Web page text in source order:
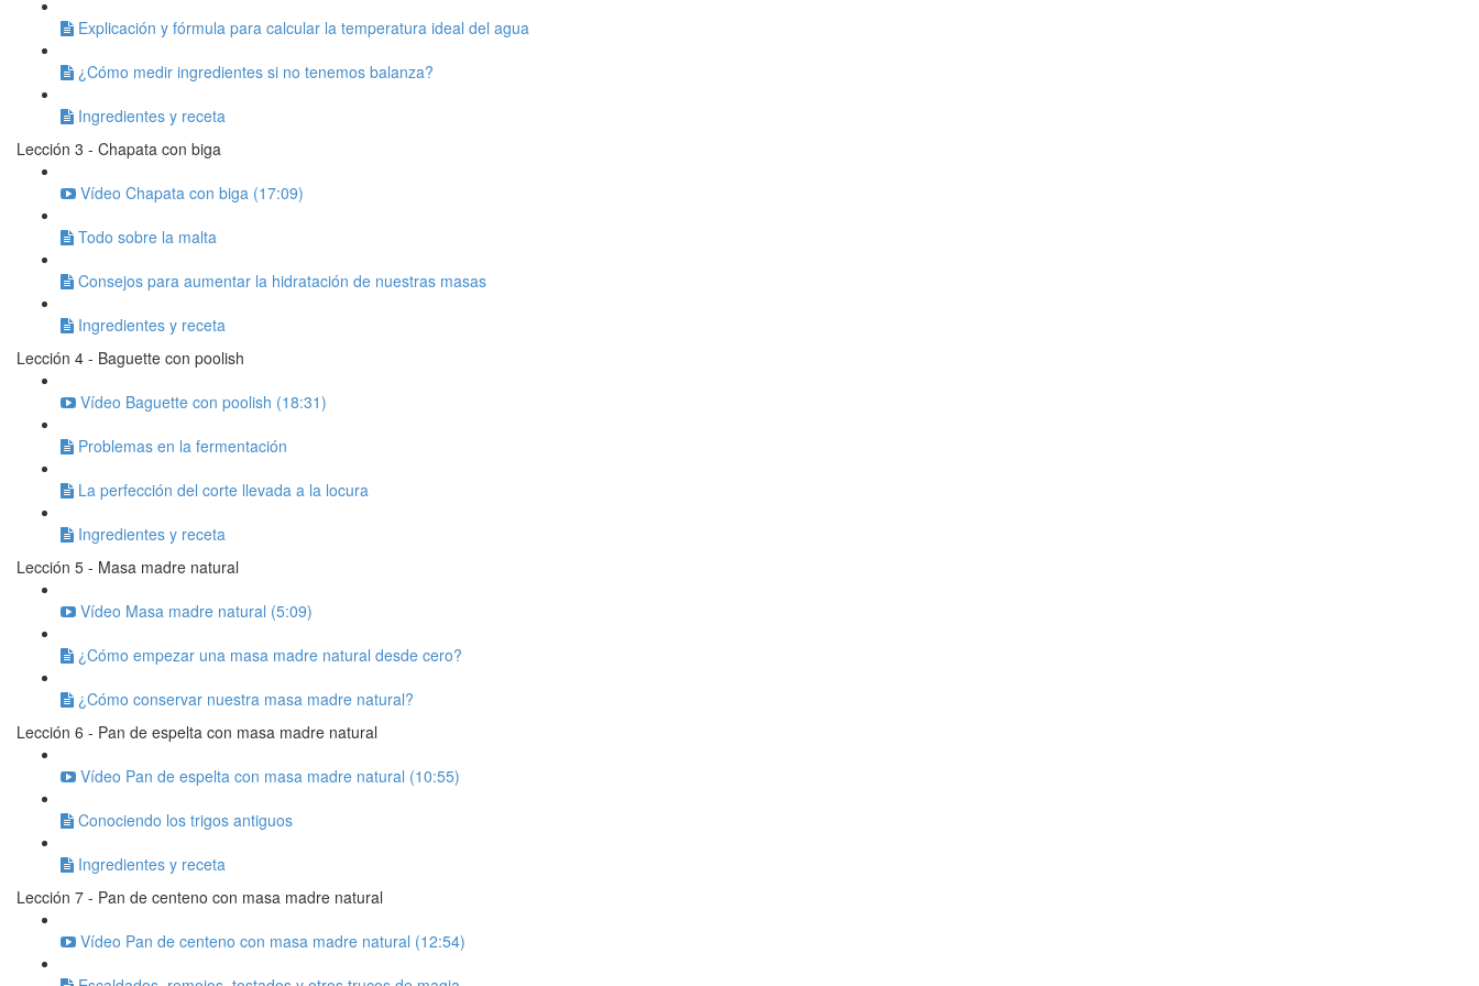
Explicación y fórmula para calcular la temperatura ideal del agua
¿Cómo medir ingredientes si no tenemos balanza?
Ingredientes y receta
Lección 3 - Chapata con biga
Vídeo Chapata con biga (17:09)
Todo sobre la malta
Consejos para aumentar la hidratación de nuestras masas
Ingredientes y receta
Lección 4 - Baguette con poolish
Vídeo Baguette con poolish (18:31)
Problemas en la fermentación
La perfección del corte llevada a la locura
Ingredientes y receta
Lección 5 - Masa madre natural
Vídeo Masa madre natural (5:09)
¿Cómo empezar una masa madre natural desde cero?
¿Cómo conservar nuestra masa madre natural?
Lección 6 - Pan de espelta con masa madre natural
Vídeo Pan de espelta con masa madre natural (10:55)
Conociendo los trigos antiguos
Ingredientes y receta
Lección 7 - Pan de centeno con masa madre natural
Vídeo Pan de centeno con masa madre natural (12:54)